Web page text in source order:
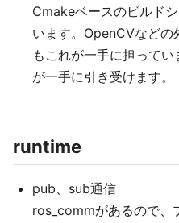
Cmakeベースのビルド
います。OpenCVなどの
もこれが一手に担って
が一手に引き受けます。
runtime
pub、sub通信
ros_commがあるので、